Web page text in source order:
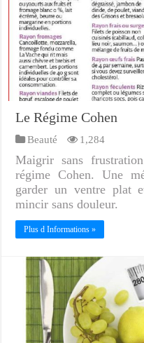
Le Régime Cohen
Beauté 1,284
Maigrir sans
régime Cohen. Une
garder un ventre plat
mincir sans douleur.
Plus d Informations »